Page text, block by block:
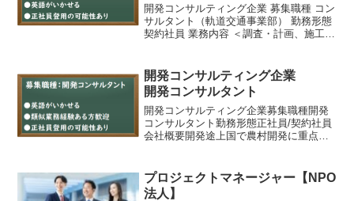
開発コンサルティング企業 募集職種 コン
サルタント（軌道交通事業部） 勤務形態
契約社員 業務内容 ＜調査・計画、施工監
て、社会資本整備や行政、防災、地域づ
くりなどあら...
開発コンサルティング企業
開発コンサルタント
開発コンサルティング企業募集職種開発
コンサルタント勤務形態正社員/契約社員
会社概要開発途上国で農村開発に重点を
内容1．開発途上国における社会開発分野
のコンサルタント業務...
プロジェクトマネージャー【NPO
法人】